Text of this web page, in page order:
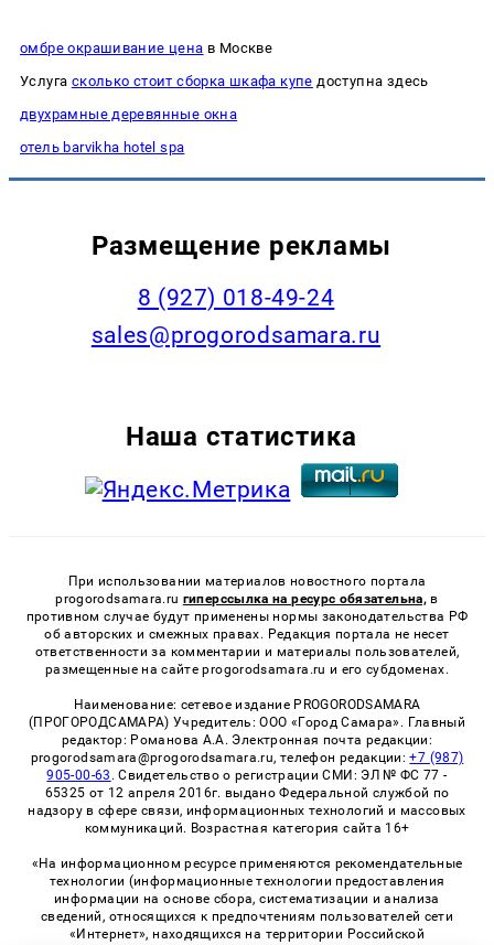
омбре окрашивание цена в Москве
Услуга сколько стоит сборка шкафа купе доступна здесь
двухрамные деревянные окна
отель barvikha hotel spa
Размещение рекламы
8 (927) 018-49-24
sales@progorodsamara.ru
Наша статистика
При использовании материалов новостного портала
progorodsamara.ru гиперссылка на ресурс обязательна, в
противном случае будут применены нормы законодательства РФ
об авторских и смежных правах. Редакция портала не несет
ответственности за комментарии и материалы пользователей,
размещенные на сайте progorodsamara.ru и его субдоменах.
Наименование: сетевое издание PROGORODSAMARA
(ПРОГОРОДСАМАРА) Учредитель: ООО «Город Самара». Главный
редактор: Романова А.А. Электронная почта редакции:
progorodsamara@progorodsamara.ru, телефон редакции:+7 (987)
905-00-63 . Свидетельство о регистрации СМИ: ЭЛ № ФС 77 -
65325 от 12 апреля 2016г. выдано Федеральной службой по
надзору в сфере связи, информационных технологий и массовых
коммуникаций. Возрастная категория сайта 16+
«На информационном ресурсе применяются рекомендательные
технологии (информационные технологии предоставления
информации на основе сбора, систематизации и анализа
сведений, относящихся к предпочтениям пользователей сети
«Интернет», находящихся на территории Российской